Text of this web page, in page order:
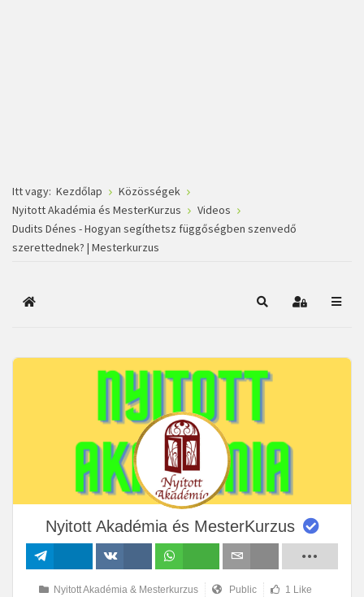
Itt vagy: Kezdőlap
Közösségek
Nyitott Akadémia és MesterKurzus
Videos
Dudits Dénes - Hogyan segíthetsz függőségben szenvedő
szerettednek? | Mesterkurzus
Főoldal Keresés
Nyitott Akadémia és MesterKurzus
Nyitott Akadémia & Mesterkurzus Public 1 Like